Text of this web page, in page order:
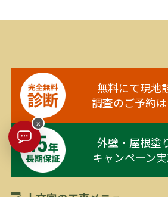
無料にて現地
調査のご予約
外壁・屋根塗
キャンペーン実
×